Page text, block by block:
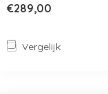
€289,00
Vergelijk